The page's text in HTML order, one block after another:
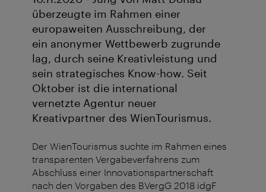
überzeugte im Rahmen einer
europaweiten Ausschreibung, der
ein anonymer Wettbewerb zugrunde
lag, durch seine Kreativleistung und
sein strategisches Know-how. Seit
Oktober ist die international
vernetzte Agentur neuer
Kreativpartner des WienTourismus.
Der WienTourismus suchte im Rahmen eines
transparenten Vergabeverfahrens zum
Abschluss einer Innovationspartnerschaft
nach den Vorgaben des BVergG 2018 idgF